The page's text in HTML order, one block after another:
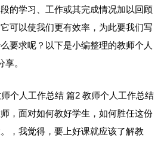
的学习、工作或其完成情况加以回顾
可以使我们更有效率，为此要我们写
要求呢？以下是小编整理的教师个人
。
，面对如何教好学生，如何胜任这份
，我觉得，要上好课就应该了解教
个人工作总结 篇2 教师个人工作总结